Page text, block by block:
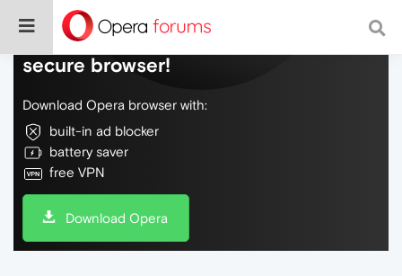
Do more on the web, with a fast and
secure browser!
Download Opera browser with:
built-in ad blocker
battery saver
free VPN
Download Opera